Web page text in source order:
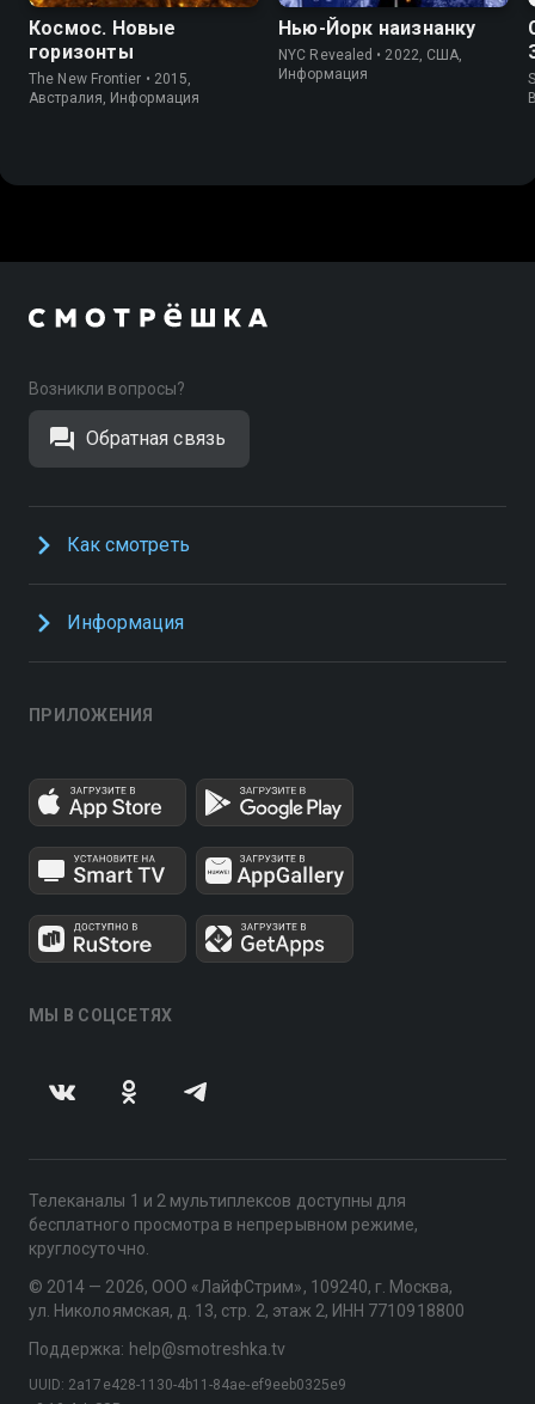
Космос. Новые
горизонты
The New Frontier • 2015,
Австралия, Информация
Нью-Йорк наизнанку
NYC Revealed • 2022, США,
Информация
Возникли вопросы?
Обратная связь
Как смотреть
Информация
ПРИЛОЖЕНИЯ
МЫ В СОЦСЕТЯХ
Телеканалы 1 и 2 мультиплексов доступны для
бесплатного просмотра в непрерывном режиме,
круглосуточно.
© 2014 — 2026, ООО «ЛайфСтрим», 109240, г. Москва,
ул. Николоямская, д. 13, стр. 2, этаж 2, ИНН 7710918800
Поддержка: help@smotreshka.tv
UUID: 2a17e428-1130-4b11-84ae-ef9eeb0325e9